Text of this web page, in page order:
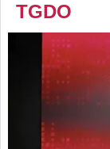
TGDO